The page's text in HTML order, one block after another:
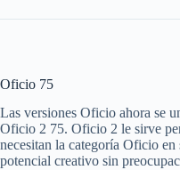
Oficio 75
Las versiones Oficio ahora se
Oficio 2 75. Oficio 2 le sirve
necesitan la categoría Oficio en
potencial creativo sin